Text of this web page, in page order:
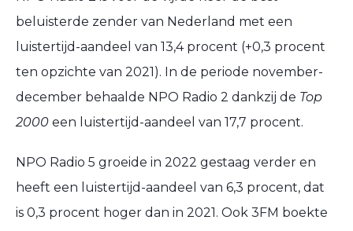
beluisterde zender van Nederland met een
luistertijd-aandeel van 13,4 procent (+0,3 procent
ten opzichte van 2021). In de periode november-
december behaalde NPO Radio 2 dankzij de Top
2000 een luistertijd-aandeel van 17,7 procent.
NPO Radio 5 groeide in 2022 gestaag verder en
heeft een luistertijd-aandeel van 6,3 procent, dat
is 0,3 procent hoger dan in 2021. Ook 3FM boekte